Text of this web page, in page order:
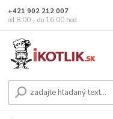
+421 902 212 007
od 8:00 - do 16:00 hod